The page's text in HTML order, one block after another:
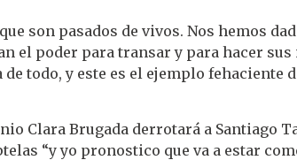
son pasados de vivos. Nos hemos
el poder para transar y para hacer
todo, y este es el ejemplo fehaciente
Clara Brugada derrotará a Santiago
“y yo pronostico que va a estar